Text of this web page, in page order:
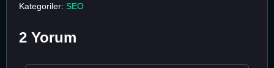
Kategoriler: SEO
2 Yorum